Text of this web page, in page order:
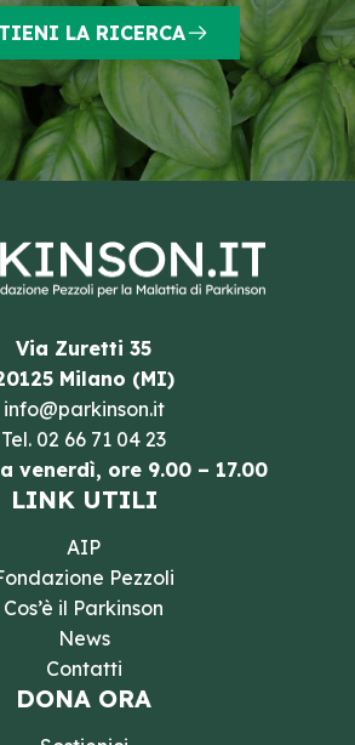
LA RICERCA
Via Zuretti 35
Milano (MI)
info@parkinson.it
Tel. 02 66 71 04 23
venerdì, ore 9.00 – 17.00
LINK UTILI
AIP
Pezzoli
Cos’è il Parkinson
News
Contatti
DONA ORA